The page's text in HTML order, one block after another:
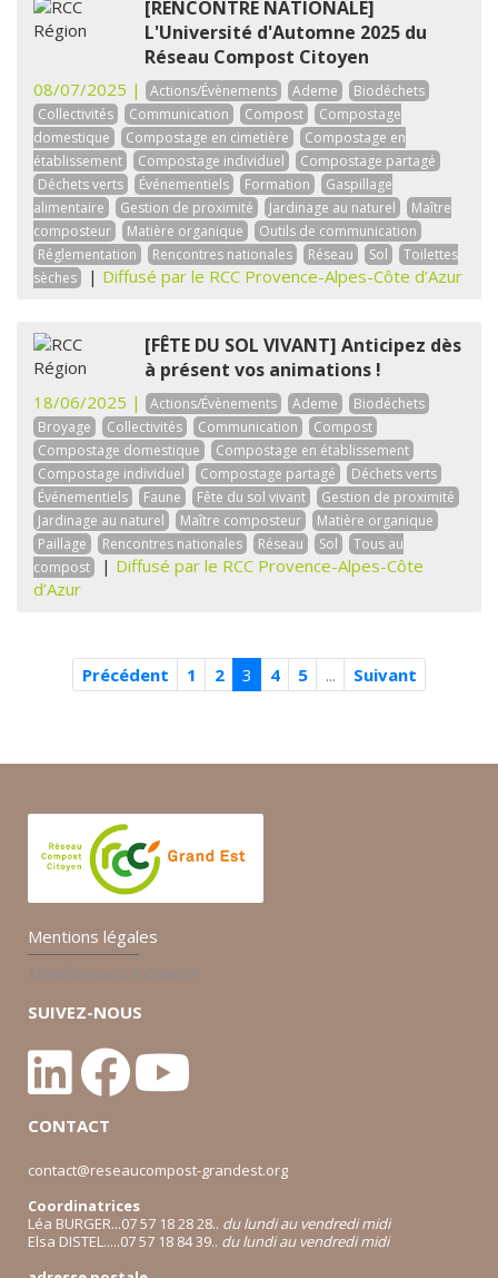
[RENCONTRE NATIONALE]
L'Université d'Automne 2025 du
Réseau Compost Citoyen
08/07/2025 | Actions/Évènements Ademe
Biodéchets
Collectivités
Communication Compost
Compostage
domestique
Compostage en cimetière
Compostage en
établissement
Compostage individuel
Compostage partagé
Déchets verts
Événementiels Formation
Gaspillage
alimentaire
Gestion de proximité Jardinage au naturel
Maître
composteur
Matière organique
Outils de communication
Réglementation
Rencontres nationales Réseau Sol
Toilettes
sèches
| Diffusé par le RCC Provence-Alpes-Côte d’Azur
[FÊTE DU SOL VIVANT] Anticipez dès
à présent vos animations !
18/06/2025 | Actions/Évènements Ademe
Biodéchets
Broyage
Collectivités Communication
Compost
Compostage domestique
Compostage en établissement
Compostage individuel
Compostage partagé
Déchets verts
Événementiels
Faune Fête du sol vivant
Gestion de proximité
Jardinage au naturel
Maître composteur
Matière organique
Paillage
Rencontres nationales Réseau Sol
Tous au
compost
| Diffusé par le RCC Provence-Alpes-Côte
d’Azur
Précédent 1 2 3 4 5 ... Suivant
Mentions légales
Modélisé par G.V.Création
SUIVEZ-NOUS
CONTACT
contact@reseaucompost-grandest.org
Coordinatrices
Léa BURGER...07 57 18 28 28.. du lundi au vendredi midi
Elsa DISTEL.....07 57 18 84 39.. du lundi au vendredi midi